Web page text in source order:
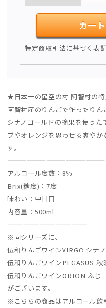
特定商取引法に基づく表
★日本一の星空の村 阿智村の
阿智村産のりんごで作ったりん
シナノゴールドの摘果を使った
ブやオレンジを思わせる爽や
す。
———————————————
アルコール度数：8％
Brix(糖度)：7度
味わい：中甘口
内容量：500ml
———————————————
※同シリーズに、
伍和りんごワインVIRGO シナ
伍和りんごワインPEGASUS 秋
伍和りんごワインORION ふじ
がございます。
※こちらの商品はアルコール飲